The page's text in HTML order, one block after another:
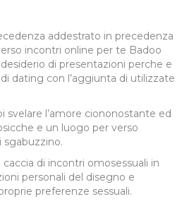
addestrato in precedenza
incontri online per te Badoo
di presentazioni perche e
dating con l’aggiunta di utilizzate
svelare l’amore ciononostante ed
e un luogo per verso
sgabuzzino.
caccia di incontri omosessuali in
personali del disegno e
preferenze sessuali.